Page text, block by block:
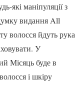
які маніпуляції з
видання All
волосся йдуть рука
У
Місяць буде в
і шкіру